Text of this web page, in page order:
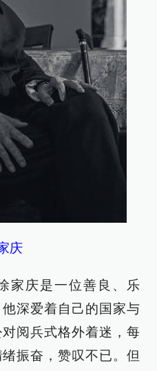
庆
家庆是一位善良、乐
深爱着自己的国家与
阅兵式格外着迷，每
振奋，赞叹不已。但